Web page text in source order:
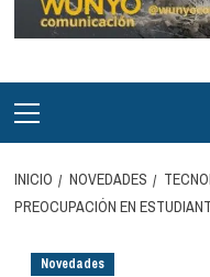
principal
INICIO NOVEDADES
PREOCUPACIÓN EN
Novedades